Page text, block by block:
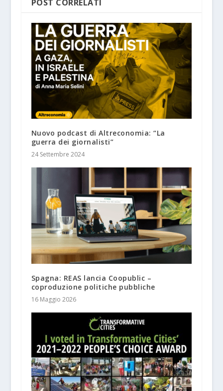
POST CORRELATI
Nuovo podcast di Altreconomia: “La
guerra dei giornalisti”
24 Settembre 2024
Spagna: REAS lancia Coopublic –
coproduzione politiche pubbliche
16 Maggio 2026